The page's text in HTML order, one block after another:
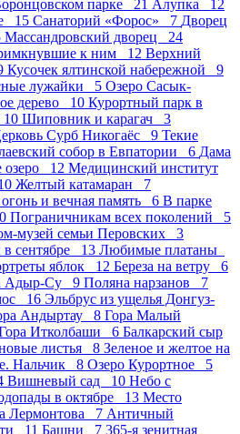
парке 21 Алупка 12
15 Санаторий «Форос» 7 Дворец
Массандровский дворец 24
к ним 12 Верхний
Кусочек ялтинской набережной 9
лужайки 5 Озеро Сасык-
дерево 10 Курортный парк в
Шиповник и карагач 3
Сурб Никогаёс 9 Текие
собор в Евпатории 6 Дама
озеро 12 Медицинский институт
Желтый катамаран 7
и вечная память 6 В парке
Пограничникам всех поколений 5
музей семьи Перовских 3
сентябре 13 Любимые платаны
яблок 12 Береза на ветру 6
Адыр-Су 9 Поляна нарзанов 7
16 Эльбрус из ущелья Донгуз-
Андыртау 8 Гора Малый
Итколбаши 6 Балкарский сыр
листья 8 Зеленое и желтое на
Нальчик 8 Озеро Курортное 5
Вишневый сад 10 Небо с
в октябре 13 Место
Лермонтова 7 Античный
11 Башни 7 365-я зенитная